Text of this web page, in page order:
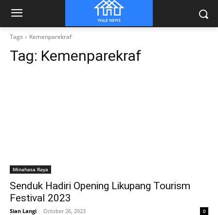
Tags Kemenparekraf
Tag: Kemenparekraf
Minahasa Raya
Senduk Hadiri Opening Likupang Tourism
Festival 2023
Sian Langi - October 26, 2023 0